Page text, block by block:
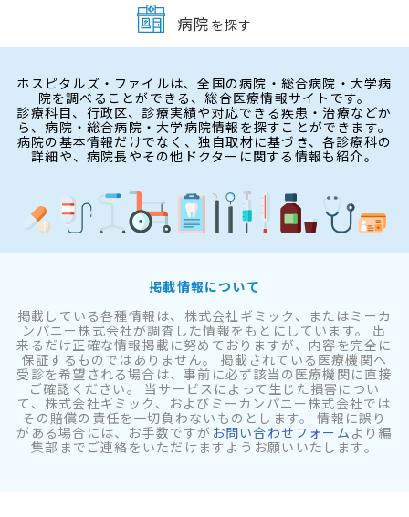
病院 を探す
ホスピタルズ・ファイルは、全国の病院・総合病院・大学病
院を調べることができる、総合医療情報サイトです。
診療科目、行政区、診療実績や対応できる疾患・治療などか
ら、病院・総合病院・大学病院情報を探すことができます。
病院の基本情報だけでなく、独自取材に基づき、各診療科の
詳細や、病院長やその他ドクターに関する情報も紹介。
掲載情報について
掲載している各種情報は、株式会社ギミック、またはミーカ
ンパニー株式会社が調査した情報をもとにしています。 出
来るだけ正確な情報掲載に努めておりますが、内容を完全に
保証するものではありません。 掲載されている医療機関へ
受診を希望される場合は、事前に必ず該当の医療機関に直接
ご確認ください。 当サービスによって生じた損害につい
て、株式会社ギミック、およびミーカンパニー株式会社では
その賠償の責任を一切負わないものとします。 情報に誤り
がある場合には、お手数ですが お問い合わせフォーム より編
集部までご連絡をいただけますようお願いいたします。